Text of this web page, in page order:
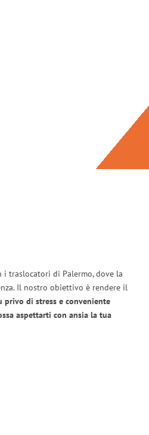
i traslocatori di Palermo, dove la
Il nostro obiettivo è rendere il
privo di stress e conveniente
aspettarti con ansia la tua